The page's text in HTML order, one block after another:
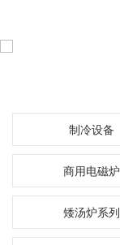
制冷设备
商用电磁炉
矮汤炉系列